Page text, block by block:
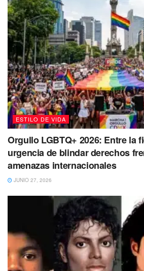
ESTILO DE VIDA
Orgullo LGBTQ+ 2026: Entre la
urgencia de blindar derechos
amenazas internacionales
JUNIO 27, 2026